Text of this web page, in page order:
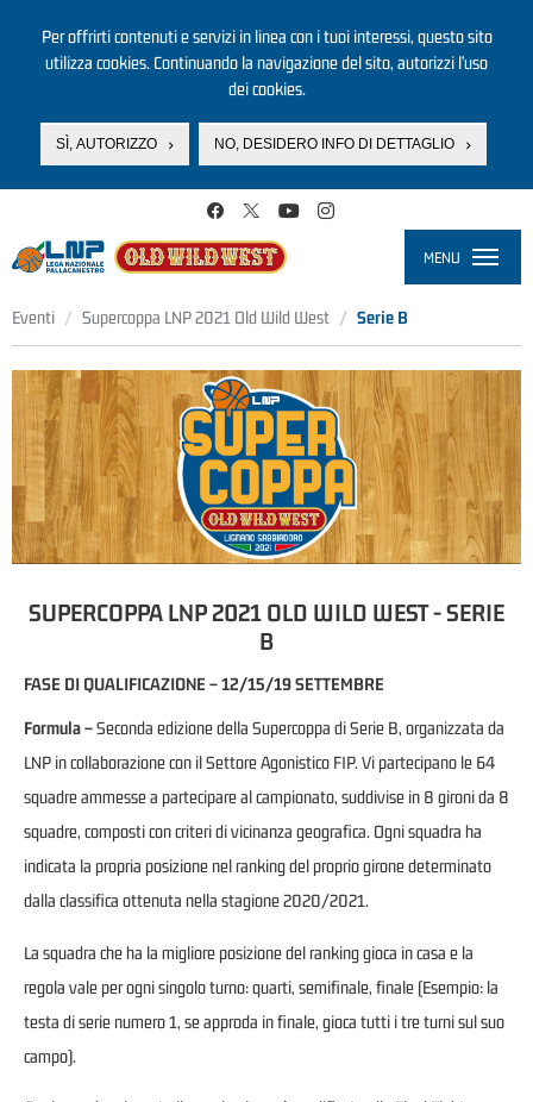
Per offrirti contenuti e servizi in linea con i tuoi interessi, questo sito
utilizza cookies. Continuando la navigazione del sito, autorizzi l’uso
dei cookies.
SÌ, AUTORIZZO NO, DESIDERO INFO DI DETTAGLIO
MENU
Eventi Supercoppa LNP 2021 Old Wild West Serie B
SUPERCOPPA LNP 2021 OLD WILD WEST - SERIE
B
FASE DI QUALIFICAZIONE – 12/15/19 SETTEMBRE
Formula –Seconda edizione della Supercoppa di Serie B, organizzata da
LNP in collaborazione con il Settore Agonistico FIP. Vi partecipano le 64
squadre ammesse a partecipare al campionato, suddivise in 8 gironi da 8
squadre, composti con criteri di vicinanza geografica. Ogni squadra ha
indicata la propria posizione nel ranking del proprio girone determinato
dalla classifica ottenuta nella stagione 2020/2021.
La squadra che ha la migliore posizione del ranking gioca in casa e la
regola vale per ogni singolo turno: quarti, semifinale, finale (Esempio: la
testa di serie numero 1, se approda in finale, gioca tutti i tre turni sul suo
campo).